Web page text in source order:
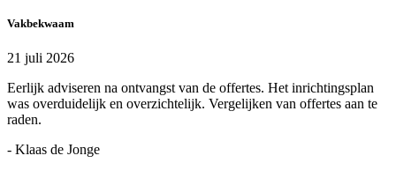
Vakbekwaam
21 juli 2026
Eerlijk adviseren na ontvangst van de offertes. Het inrichtingsplan
was overduidelijk en overzichtelijk. Vergelijken van offertes aan te
raden.
- Klaas de Jonge